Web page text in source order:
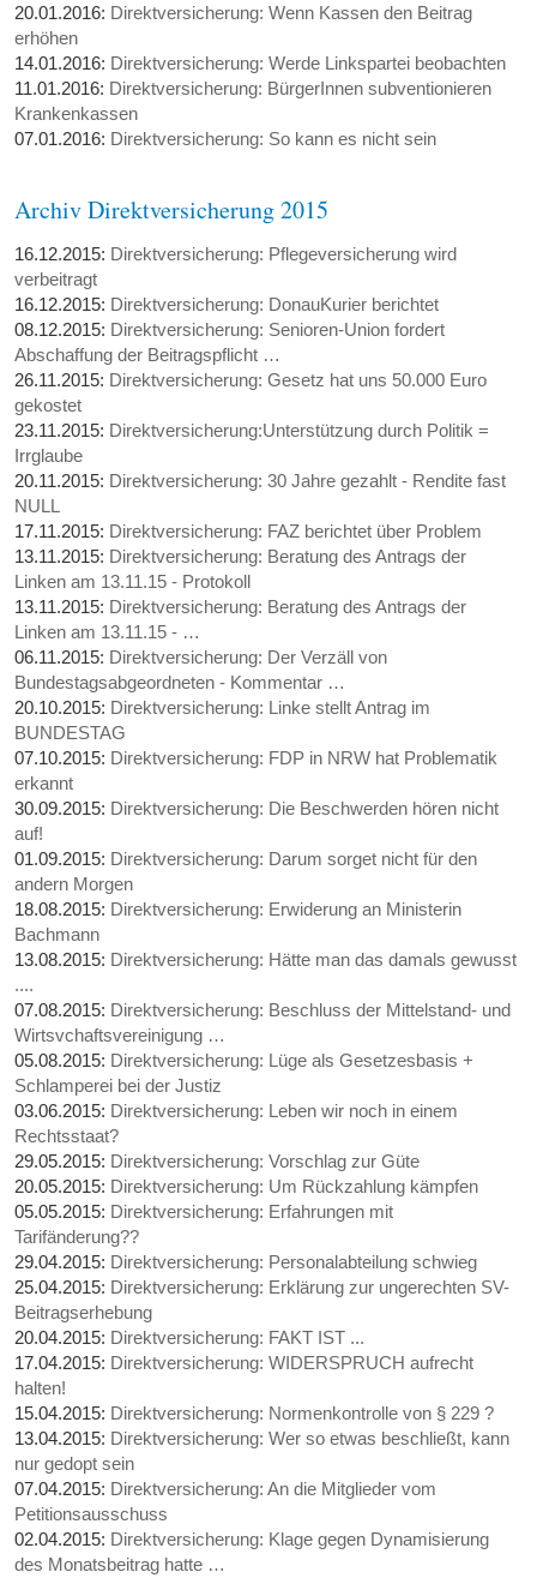
20.01.2016: Direktversicherung: Wenn Kassen den Beitrag
erhöhen
14.01.2016: Direktversicherung: Werde Linkspartei beobachten
11.01.2016: Direktversicherung: BürgerInnen subventionieren
Krankenkassen
07.01.2016: Direktversicherung: So kann es nicht sein
Archiv Direktversicherung 2015
16.12.2015: Direktversicherung: Pflegeversicherung wird
verbeitragt
16.12.2015: Direktversicherung: DonauKurier berichtet
08.12.2015: Direktversicherung: Senioren-Union fordert
Abschaffung der Beitragspflicht …
26.11.2015: Direktversicherung: Gesetz hat uns 50.000 Euro
gekostet
23.11.2015: Direktversicherung:Unterstützung durch Politik =
Irrglaube
20.11.2015: Direktversicherung: 30 Jahre gezahlt - Rendite fast
NULL
17.11.2015: Direktversicherung: FAZ berichtet über Problem
13.11.2015: Direktversicherung: Beratung des Antrags der
Linken am 13.11.15 - Protokoll
13.11.2015: Direktversicherung: Beratung des Antrags der
Linken am 13.11.15 - …
06.11.2015: Direktversicherung: Der Verzäll von
Bundestagsabgeordneten - Kommentar …
20.10.2015: Direktversicherung: Linke stellt Antrag im
BUNDESTAG
07.10.2015: Direktversicherung: FDP in NRW hat Problematik
erkannt
30.09.2015: Direktversicherung: Die Beschwerden hören nicht
auf!
01.09.2015: Direktversicherung: Darum sorget nicht für den
andern Morgen
18.08.2015: Direktversicherung: Erwiderung an Ministerin
Bachmann
13.08.2015: Direktversicherung: Hätte man das damals gewusst
....
07.08.2015: Direktversicherung: Beschluss der Mittelstand- und
Wirtsvchaftsvereinigung …
05.08.2015: Direktversicherung: Lüge als Gesetzesbasis +
Schlamperei bei der Justiz
03.06.2015: Direktversicherung: Leben wir noch in einem
Rechtsstaat?
29.05.2015: Direktversicherung: Vorschlag zur Güte
20.05.2015: Direktversicherung: Um Rückzahlung kämpfen
05.05.2015: Direktversicherung: Erfahrungen mit
Tarifänderung??
29.04.2015: Direktversicherung: Personalabteilung schwieg
25.04.2015: Direktversicherung: Erklärung zur ungerechten SV-
Beitragserhebung
20.04.2015: Direktversicherung: FAKT IST ...
17.04.2015: Direktversicherung: WIDERSPRUCH aufrecht
halten!
15.04.2015: Direktversicherung: Normenkontrolle von § 229 ?
13.04.2015: Direktversicherung: Wer so etwas beschließt, kann
nur gedopt sein
07.04.2015: Direktversicherung: An die Mitglieder vom
Petitionsausschuss
02.04.2015: Direktversicherung: Klage gegen Dynamisierung
des Monatsbeitrag hatte …